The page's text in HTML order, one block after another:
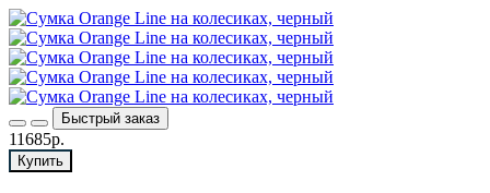
Быстрый заказ
11685р.
Купить